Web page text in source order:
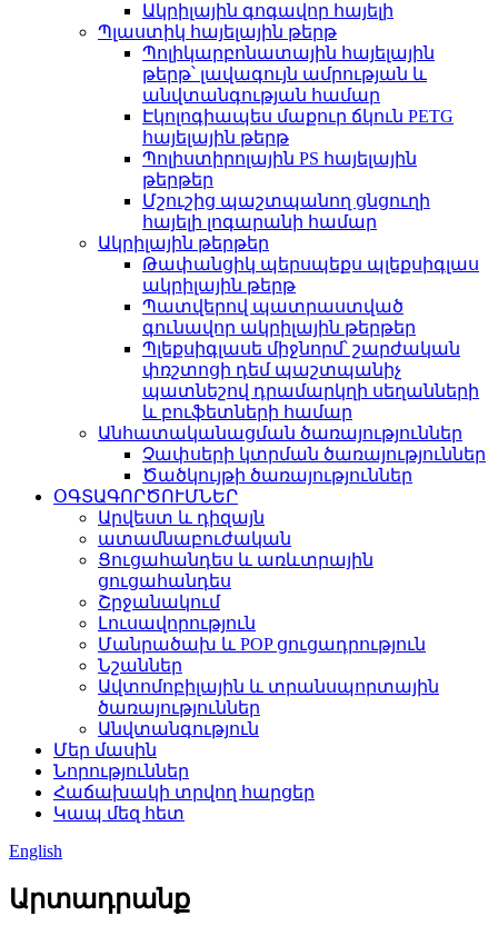
Ակրիլային գոգավոր հայելի
Պլաստիկ հայելային թերթ
Պոլիկարբոնատային հայելային
թերթ՝ լավագույն ամրության և
անվտանգության համար
Էկոլոգիապես մաքուր ճկուն PETG
հայելային թերթ
Պոլիստիրոլային PS հայելային
թերթեր
Մշուշից պաշտպանող ցնցուղի
հայելի լոգարանի համար
Ակրիլային թերթեր
Թափանցիկ պերսպեքս պլեքսիգլաս
ակրիլային թերթ
Պատվերով պատրաստված
գունավոր ակրիլային թերթեր
Պլեքսիգլասե միջնորմ՝ շարժական
փռշտոցի դեմ պաշտպանիչ
պատնեշով դրամարկղի սեղանների
և բուֆետների համար
Անհատականացման ծառայություններ
Չափսերի կտրման ծառայություններ
Ծածկույթի ծառայություններ
ՕԳՏԱԳՈՐԾՈՒՄՆԵՐ
Արվեստ և դիզայն
ատամնաբուժական
Ցուցահանդես և առևտրային
ցուցահանդես
Շրջանակում
Լուսավորություն
Մանրածախ և POP ցուցադրություն
Նշաններ
Ավտոմոբիլային և տրանսպորտային
ծառայություններ
Անվտանգություն
Մեր մասին
Նորություններ
Հաճախակի տրվող հարցեր
Կապ մեզ հետ
English
Արտադրանք